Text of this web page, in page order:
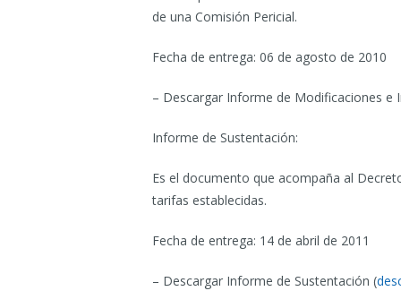
de una Comisión Pericial.
Fecha de entrega: 06 de agosto de 2010
– Descargar Informe de Modificaciones e
Informe de Sustentación:
Es el documento que acompaña al
tarifas establecidas.
Fecha de entrega: 14 de abril de 2011
– Descargar Informe de Sustentación (